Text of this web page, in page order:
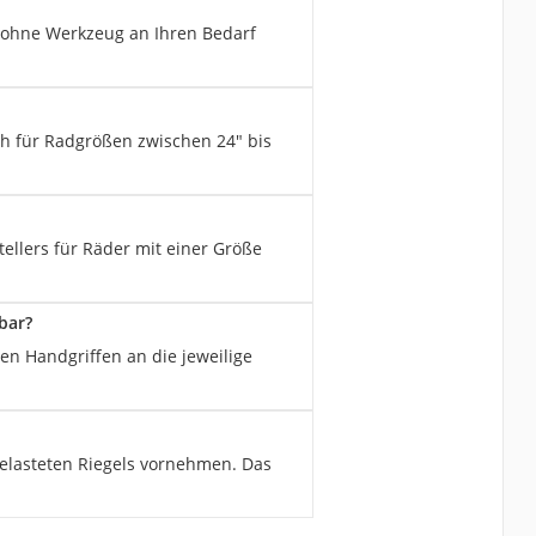
Werkzeug an Ihren Bedarf
für Radgrößen zwischen 24" bis
für Räder mit einer Größe
Handgriffen an die jeweilige
Riegels vornehmen. Das